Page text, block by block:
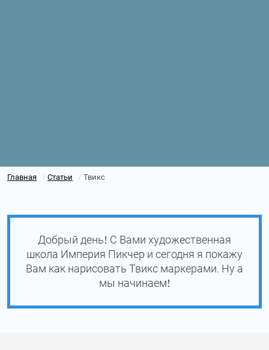
Главная / Статьи / Твикс
Добрый день! С Вами художественная
школа Империя Пикчер и сегодня я покажу
Вам как нарисовать Твикс маркерами. Ну а
мы начинаем!